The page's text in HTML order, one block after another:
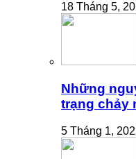
18 Tháng 5,
Những
trạng chảy
5 Tháng 1,